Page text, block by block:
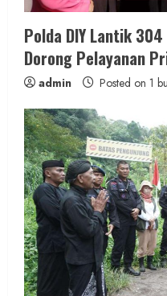
Polda DIY Lantik
Dorong Pelayanan
admin Posted on 1